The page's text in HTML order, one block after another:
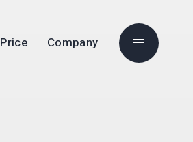
Price Company